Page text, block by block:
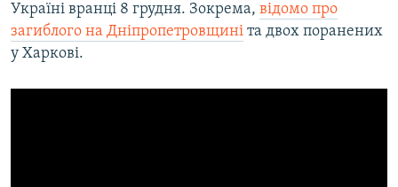
Україні вранці 8 грудня. Зокрема, відомо про
загиблого на Дніпропетровщині та двох поранених
у Харкові.